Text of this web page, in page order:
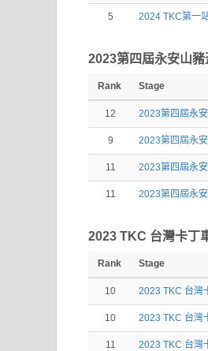
5 2024 TKC第一
2023第四屆永安山
Rank Stage
12 2023第四屆永
9 2023第四屆永
11 2023第四屆永
11 2023第四屆永
2023 TKC 台灣卡丁
Rank Stage
10 2023 TKC 台灣
10 2023 TKC 台灣
11 2023 TKC 台灣